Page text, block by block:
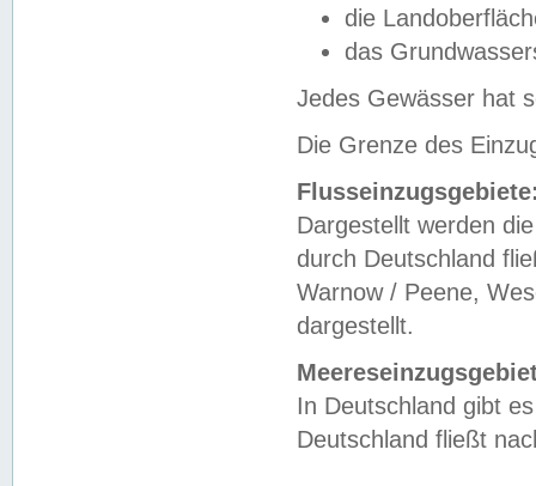
die
das
Jedes Gewässer hat
Die Grenze des
Dargestellt werden
durch Deutschland
Warnow / Peene,
dargestellt.
In Deutschland gibt
Deutschland fließt